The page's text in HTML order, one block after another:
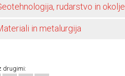
rudarstvo in okolje
in metalurgija
drugimi: